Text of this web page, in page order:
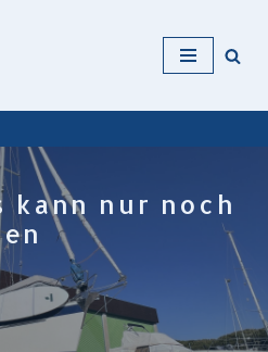
kann nur noch